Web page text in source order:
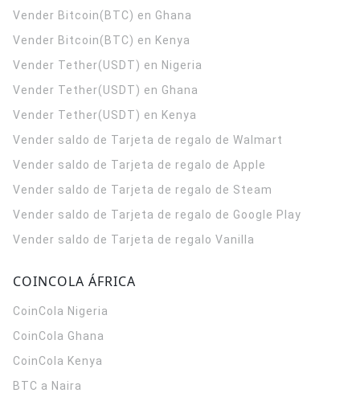
Vender Bitcoin(BTC) en Ghana
Vender Bitcoin(BTC) en Kenya
Vender Tether(USDT) en Nigeria
Vender Tether(USDT) en Ghana
Vender Tether(USDT) en Kenya
Vender saldo de Tarjeta de regalo de Walmart
Vender saldo de Tarjeta de regalo de Apple
Vender saldo de Tarjeta de regalo de Steam
Vender saldo de Tarjeta de regalo de Google Play
Vender saldo de Tarjeta de regalo Vanilla
COINCOLA ÁFRICA
CoinCola Nigeria
CoinCola Ghana
CoinCola Kenya
BTC a Naira